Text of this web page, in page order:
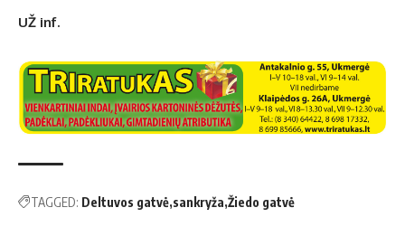
UŽ inf.
TAGGED: Deltuvos gatvė sankryža Žiedo gatvė